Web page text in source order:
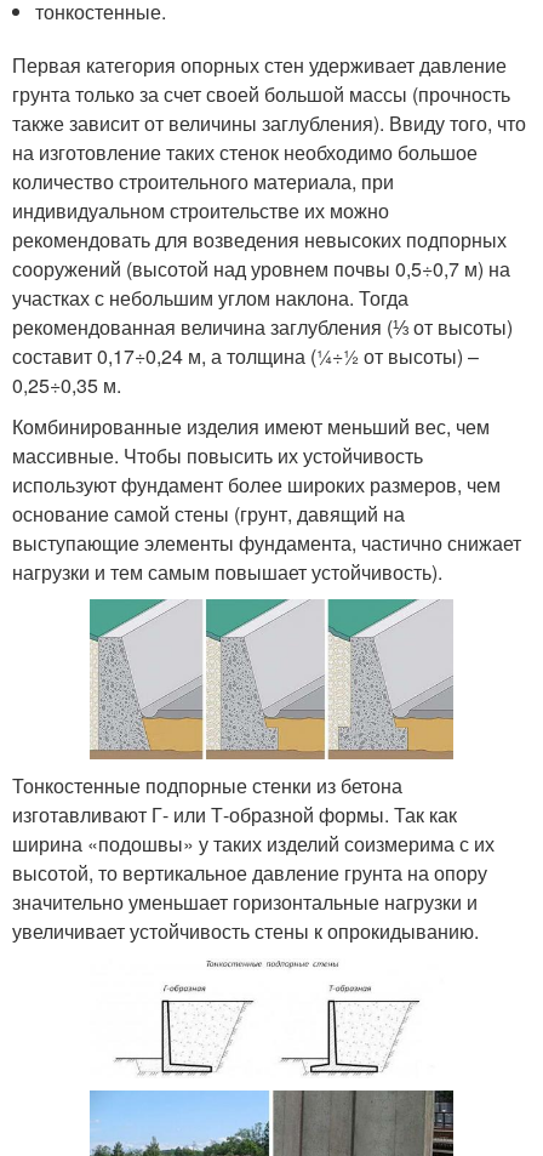
тонкостенные.
Первая категория опорных стен удерживает давление
грунта только за счет своей большой массы (прочность
также зависит от величины заглубления). Ввиду того, что
на изготовление таких стенок необходимо большое
количество строительного материала, при
индивидуальном строительстве их можно
рекомендовать для возведения невысоких подпорных
сооружений (высотой над уровнем почвы 0,5÷0,7 м) на
участках с небольшим углом наклона. Тогда
рекомендованная величина заглубления (⅓ от высоты)
составит 0,17÷0,24 м, а толщина (¼÷½ от высоты) –
0,25÷0,35 м.
Комбинированные изделия имеют меньший вес, чем
массивные. Чтобы повысить их устойчивость
используют фундамент более широких размеров, чем
основание самой стены (грунт, давящий на
выступающие элементы фундамента, частично снижает
нагрузки и тем самым повышает устойчивость).
Тонкостенные подпорные стенки из бетона
изготавливают Г- или Т-образной формы. Так как
ширина «подошвы» у таких изделий соизмерима с их
высотой, то вертикальное давление грунта на опору
значительно уменьшает горизонтальные нагрузки и
увеличивает устойчивость стены к опрокидыванию.